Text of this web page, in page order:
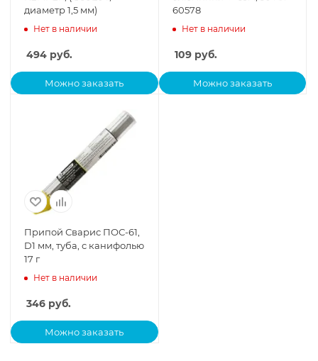
диаметр 1,5 мм)
Нет в наличии
494 руб.
Можно заказать
60578
Нет в наличии
109руб.
Можно заказать
Припой Сварис ПОС-61,
D1 мм, туба, с канифолью
17 г
Нет в наличии
346 руб.
Можно заказать